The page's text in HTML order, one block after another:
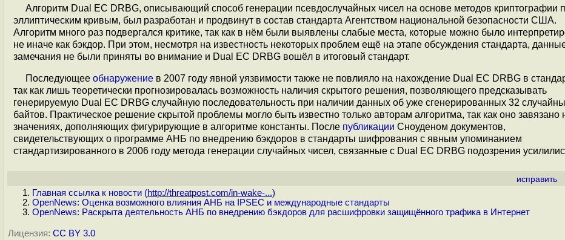
Алгоритм Dual EC DRBG, описывающий способ генерации псевдослучайных чисел на основе методов криптографии
эллиптическим кривым, был разработан и продвинут в состав стандарта Агентством национальной безопасности США.
Алгоритм много раз подвергался критике, так как в нём были выявлены слабые места, которые можно было
не иначе как бэкдор. При этом, несмотря на известность некоторых проблем ещё на этапе обсуждения стандарта,
замечания не были приняты во внимание и Dual EC DRBG вошёл в итоговый стандарт.
Последующее обнаружение в 2007 году явной уязвимости также не повлияло на нахождение Dual EC DRBG в
так как лишь теоретически прогнозировалась возможность наличия скрытого решения, позволяющего предсказывать
генерируемую Dual EC DRBG случайную последовательность при наличии данных об уже сгенерированных 32
байтов. Практическое решение скрытой проблемы могло быть известно только авторам алгоритма, так как оно завязано
значениях, дополняющих фигурирующие в алгоритме константы. После публикации Сноуденом документов,
свидетельствующих о программе АНБ по внедрению бэкдоров в стандарты шифрования с явным упоминанием
стандартизированного в 2006 году метода генерации случайных чисел, связанные с Dual EC DRBG подозрения
исправить
Главная ссылка к новости (http://threatpost.com/in-wake-...)
OpenNews: Оценка возможного влияния АНБ на IPSEC и международные стандарты
OpenNews: Раскрыта деятельность АНБ по внедрению бэкдоров для расшифровки защищённого трафика в Интернет
Лицензия: CC BY 3.0